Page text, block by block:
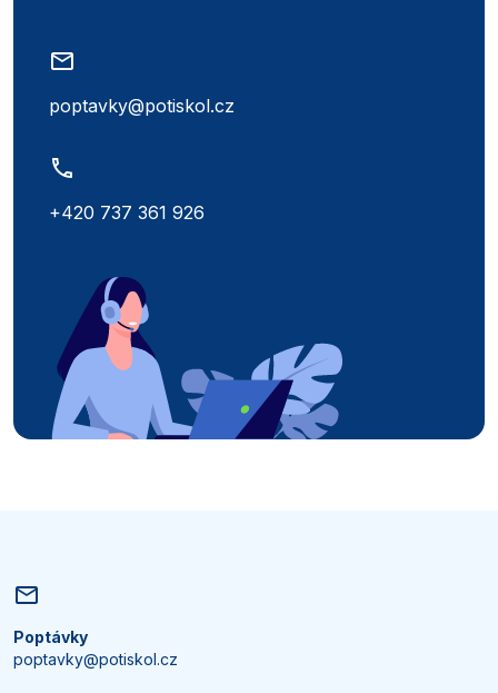
poptavky@potiskol.cz
+420 737 361 926
Poptávky
poptavky@potiskol.cz